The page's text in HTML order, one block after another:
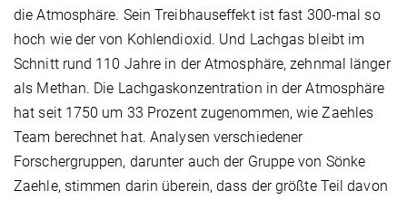
die Atmosphäre. Sein Treibhauseffekt ist fast 300-mal so
hoch wie der von Kohlendioxid. Und Lachgas bleibt im
Schnitt rund 110 Jahre in der Atmosphäre, zehnmal länger
als Methan. Die Lachgaskonzentration in der Atmosphäre
hat seit 1750 um 33 Prozent zugenommen, wie Zaehles
Team berechnet hat. Analysen verschiedener
Forschergruppen, darunter auch der Gruppe von Sönke
Zaehle, stimmen darin überein, dass der größte Teil davon